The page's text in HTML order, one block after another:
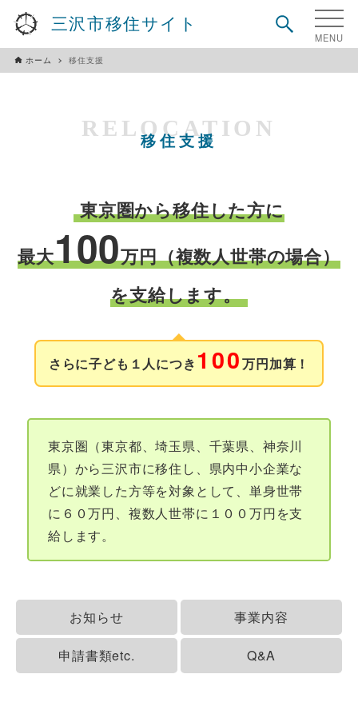
三沢市移住サイト
ホーム 移住支援
RELOCATION
移住支援
東京圏から移住した方に
最大100万円（複数人世帯の場合）
を支給します。
さらに子ども１人につき 100万円加算！
東京圏（東京都、埼玉県、千葉県、神奈川
県）から三沢市に移住し、県内中小企業な
どに就業した方等を対象として、単身世帯
に６０万円、複数人世帯に１００万円を支
給します。
お知らせ 事業内容
申請書類etc. Q&A